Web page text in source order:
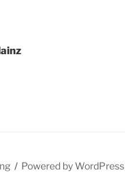
Powered by WordPress